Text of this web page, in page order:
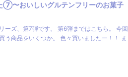
⑦〜おいしいグルテンフリーのお菓子
ーズ、第7弾です。 第6弾まではこちら。 今回
う商品をいくつか。 色々買いましたー！！ ま